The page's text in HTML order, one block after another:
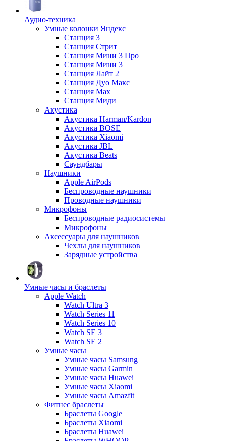
Аудио-техника
Умные колонки Яндекс
Станция 3
Станция Стрит
Станция Мини 3 Про
Станция Мини 3
Станция Лайт 2
Станция Дуо Макс
Станция Max
Станция Миди
Акустика
Акустика Harman/Kardon
Акустика BOSE
Акустика Xiaomi
Акустика JBL
Акустика Beats
Саундбары
Наушники
Apple AirPods
Беспроводные наушники
Проводные наушники
Микрофоны
Беспроводные радиосистемы
Микрофоны
Аксессуары для наушников
Чехлы для наушников
Зарядные устройства
Умные часы и браслеты
Apple Watch
Watch Ultra 3
Watch Series 11
Watch Series 10
Watch SE 3
Watch SE 2
Умные часы
Умные часы Samsung
Умные часы Garmin
Умные часы Huawei
Умные часы Xiaomi
Умные часы Amazfit
Фитнес браслеты
Браслеты Google
Браслеты Xiaomi
Браслеты Huawei